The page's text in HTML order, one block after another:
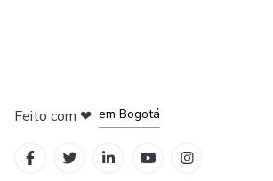
Feito com ❤ em Bogotá